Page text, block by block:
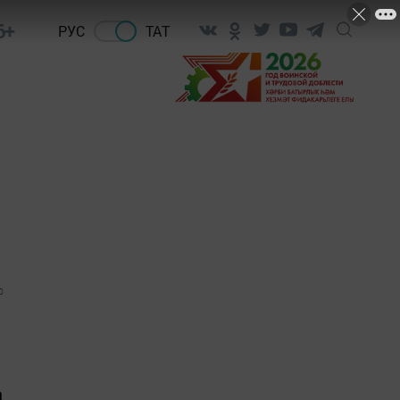
РУС ТАТ